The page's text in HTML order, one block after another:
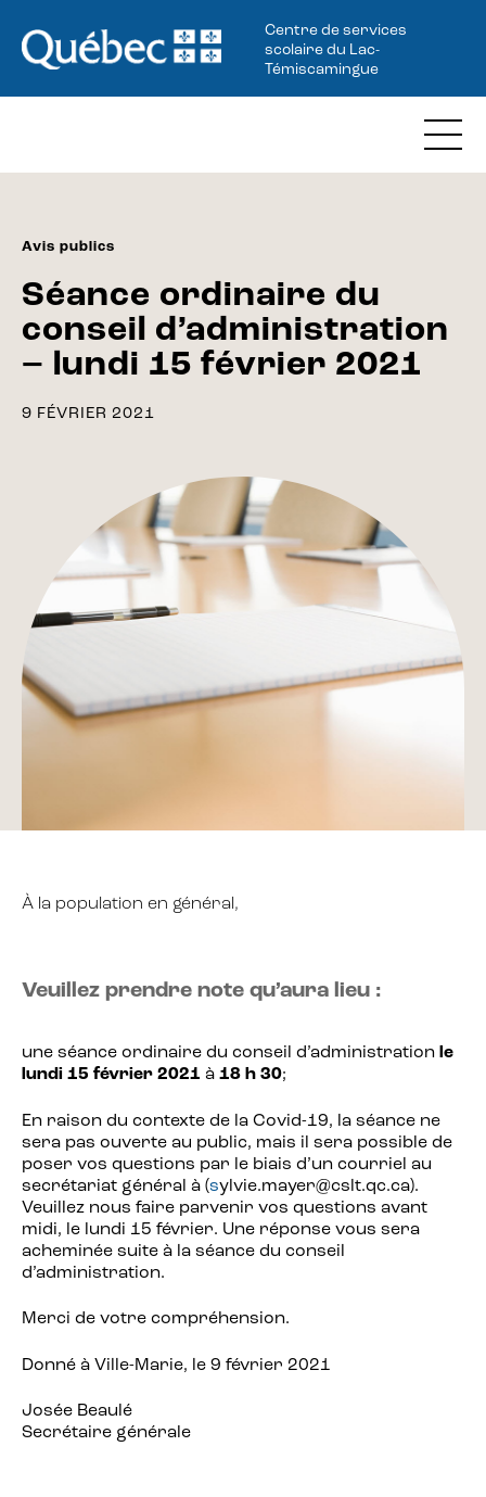
Centre de services
scolaire du Lac-
Témiscamingue
Avis publics
Séance ordinaire du
conseil d’administration
– lundi 15 février 2021
9 FÉVRIER 2021
À la population en général,
Veuillez prendre note qu’aura lieu :
une séance ordinaire du conseil d’administration le
lundi 15 février 2021 à 18 h 30;
En raison du contexte de la Covid-19, la séance ne
sera pas ouverte au public, mais il sera possible de
poser vos questions par le biais d’un courriel au
secrétariat général à (sylvie.mayer@cslt.qc.ca).
Veuillez nous faire parvenir vos questions avant
midi, le lundi 15 février. Une réponse vous sera
acheminée suite à la séance du conseil
d’administration.
Merci de votre compréhension.
Donné à Ville-Marie, le 9 février 2021
Josée Beaulé
Secrétaire générale